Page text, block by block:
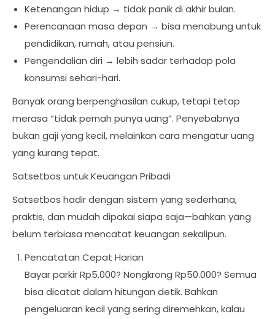
Ketenangan hidup → tidak panik di akhir bulan.
Perencanaan masa depan → bisa menabung untuk
pendidikan, rumah, atau pensiun.
Pengendalian diri → lebih sadar terhadap pola
konsumsi sehari-hari.
Banyak orang berpenghasilan cukup, tetapi tetap
merasa “tidak pernah punya uang”. Penyebabnya
bukan gaji yang kecil, melainkan cara mengatur uang
yang kurang tepat.
Satsetbos untuk Keuangan Pribadi
Satsetbos hadir dengan sistem yang sederhana,
praktis, dan mudah dipakai siapa saja—bahkan yang
belum terbiasa mencatat keuangan sekalipun.
Pencatatan Cepat Harian
Bayar parkir Rp5.000? Nongkrong Rp50.000? Semua
bisa dicatat dalam hitungan detik. Bahkan
pengeluaran kecil yang sering diremehkan, kalau